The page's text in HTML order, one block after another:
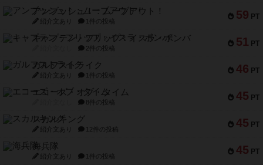
59 PT
アンブッシュ！：ムーブアウト！
紹介文あり 1件の投稿
51 PT
キャプテン・フリップ：イスラ・ボンバ
2件の投稿
46 PT
ガルフストライク
紹介文あり 1件の投稿
45 PT
エコーズ・オブ・タイム
8件の投稿
45 PT
スカルキング
紹介文あり 12件の投稿
45 PT
海兵隊
紹介文あり 1件の投稿